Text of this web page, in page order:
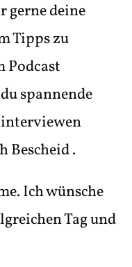
gerne deine
Tipps zu
Podcast
spannende
Bescheid .
Ich wünsche
Tag und